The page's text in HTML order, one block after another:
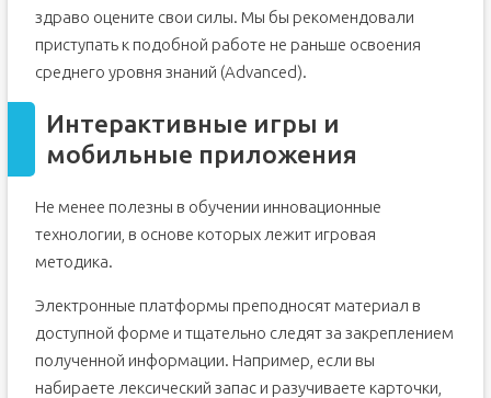
здраво оцените свои силы. Мы бы рекомендовали
приступать к подобной работе не раньше освоения
среднего уровня знаний (Advanced).
Интерактивные игры и
мобильные приложения
Не менее полезны в обучении инновационные
технологии, в основе которых лежит игровая
методика.
Электронные платформы преподносят материал в
доступной форме и тщательно следят за закреплением
полученной информации. Например, если вы
набираете лексический запас и разучиваете карточки,